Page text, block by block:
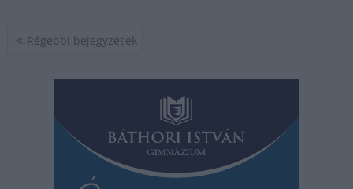
Bejegyzés
Régebbi bejegyzések